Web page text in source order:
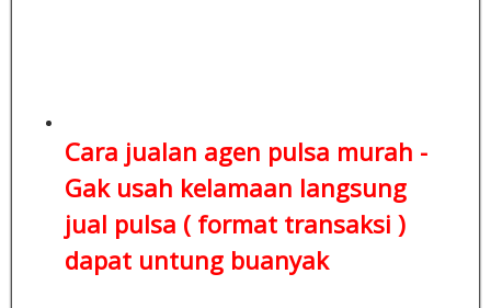
Cara jualan agen pulsa murah -
Gak usah kelamaan langsung
jual pulsa ( format transaksi )
dapat untung buanyak